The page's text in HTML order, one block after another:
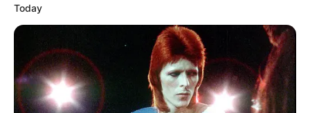
18/05/2026, 15:47 · 3:47 ΜΜ
Τελευταία ενημέρωση
18/05/2026, 15:47 · 3:47 ΜΜ
Σύνοψη άρθρου
Τα βασικά σημεία της είδησης
Today